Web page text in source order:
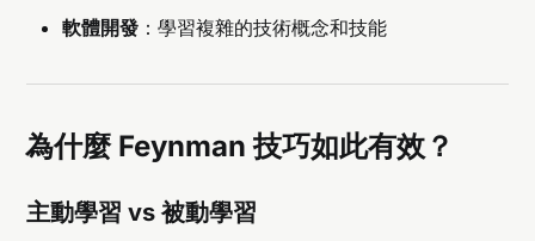
軟體開發 ：學習複雜的技術概念和技能
為什麼 Feynman 技巧如此有效？
主動學習 vs 被動學習